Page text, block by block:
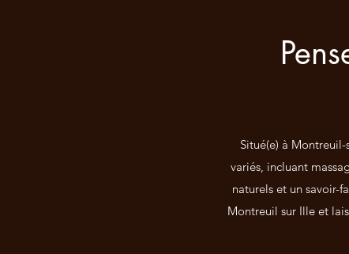
Situé(e) à
variés, incluant
naturels et un savoir-
Montreuil sur Ille et